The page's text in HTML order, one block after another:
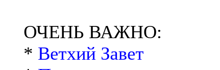
ОЧЕНЬ ВАЖНО:
* Ветхий Завет